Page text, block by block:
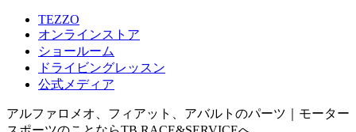
TEZZO
オンラインストア
ショールーム
ドライビングレッスン
公式メディア
アルファロメオ、フィアット、アバルトのパーツ｜モーター